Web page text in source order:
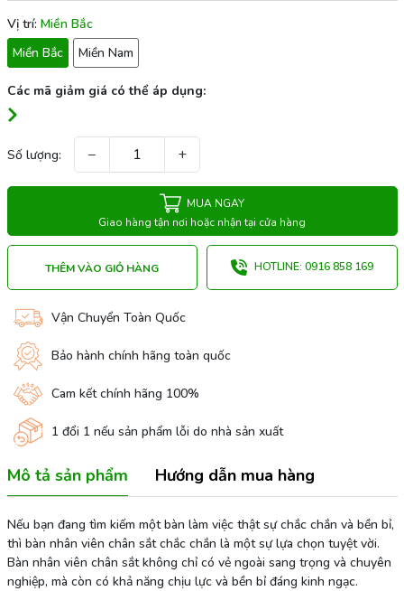
Vị trí: Miền Bắc
Miền Bắc
Miền Nam
Các mã giảm giá có thể áp dụng:
Số lượng: − +
MUA NGAY
Giao hàng tận nơi hoặc nhận tại cửa hàng
THÊM VÀO GIỎ HÀNG HOTLINE: 0916 858 169
Vận Chuyển Toàn Quốc
Bảo hành chính hãng toàn quốc
Cam kết chính hãng 100%
1 đổi 1 nếu sản phẩm lỗi do nhà sản xuất
Mô tả sản phẩm Hướng dẫn mua hàng
Nếu bạn đang tìm kiếm một bàn làm việc thật sự chắc chắn và bền bỉ,
thì bàn nhân viên chân sắt chắc chắn là một sự lựa chọn tuyệt vời.
Bàn nhân viên chân sắt không chỉ có vẻ ngoài sang trọng và chuyên
nghiệp, mà còn có khả năng chịu lực và bền bỉ đáng kinh ngạc.